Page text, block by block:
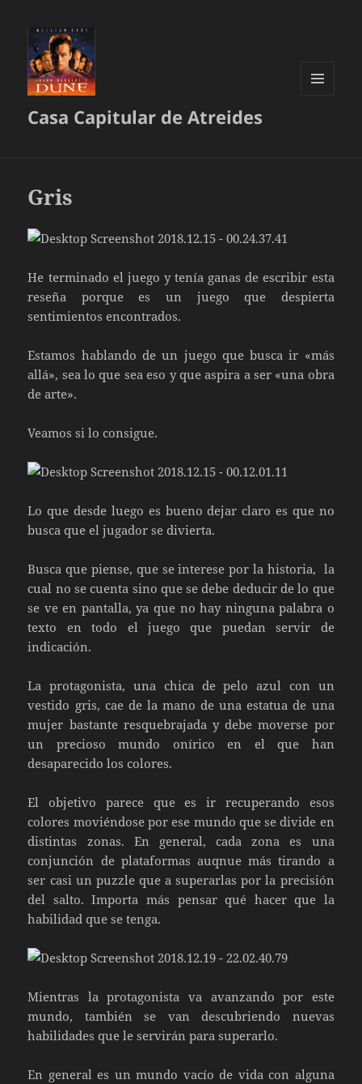
Casa Capitular de Atreides
Gris
He terminado el juego y tenía ganas de escribir esta
reseña porque es un juego que despierta
sentimientos encontrados.
Estamos hablando de un juego que busca ir «más
allá», sea lo que sea eso y que aspira a ser «una obra
de arte».
Veamos si lo consigue.
Lo que desde luego es bueno dejar claro es que no
busca que el jugador se divierta.
Busca que piense, que se interese por la historia, la
cual no se cuenta sino que se debe deducir de lo que
se ve en pantalla, ya que no hay ninguna palabra o
texto en todo el juego que puedan servir de
indicación.
La protagonista, una chica de pelo azul con un
vestido gris, cae de la mano de una estatua de una
mujer bastante resquebrajada y debe moverse por
un precioso mundo onírico en el que han
desaparecido los colores.
El objetivo parece que es ir recuperando esos
colores moviéndose por ese mundo que se divide en
distintas zonas. En general, cada zona es una
conjunción de plataformas auqnue más tirando a
ser casi un puzzle que a superarlas por la precisión
del salto. Importa más pensar qué hacer que la
habilidad que se tenga.
Mientras la protagonista va avanzando por este
mundo, también se van descubriendo nuevas
habilidades que le servirán para superarlo.
En general es un mundo vacío de vida con alguna